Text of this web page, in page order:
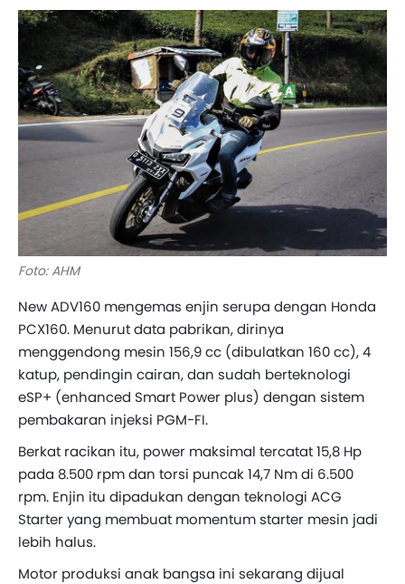
Foto: AHM
New ADV160 mengemas enjin serupa dengan Honda
PCX160. Menurut data pabrikan, dirinya
menggendong mesin 156,9 cc (dibulatkan 160 cc), 4
katup, pendingin cairan, dan sudah berteknologi
eSP+ (enhanced Smart Power plus) dengan sistem
pembakaran injeksi PGM-FI.
Berkat racikan itu, power maksimal tercatat 15,8 Hp
pada 8.500 rpm dan torsi puncak 14,7 Nm di 6.500
rpm. Enjin itu dipadukan dengan teknologi ACG
Starter yang membuat momentum starter mesin jadi
lebih halus.
Motor produksi anak bangsa ini sekarang dijual